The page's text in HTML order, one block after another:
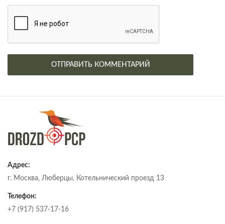
Адрес:
г. Москва, Люберцы, Котельнический проезд 13
Телефон:
+7 (917) 537-17-16